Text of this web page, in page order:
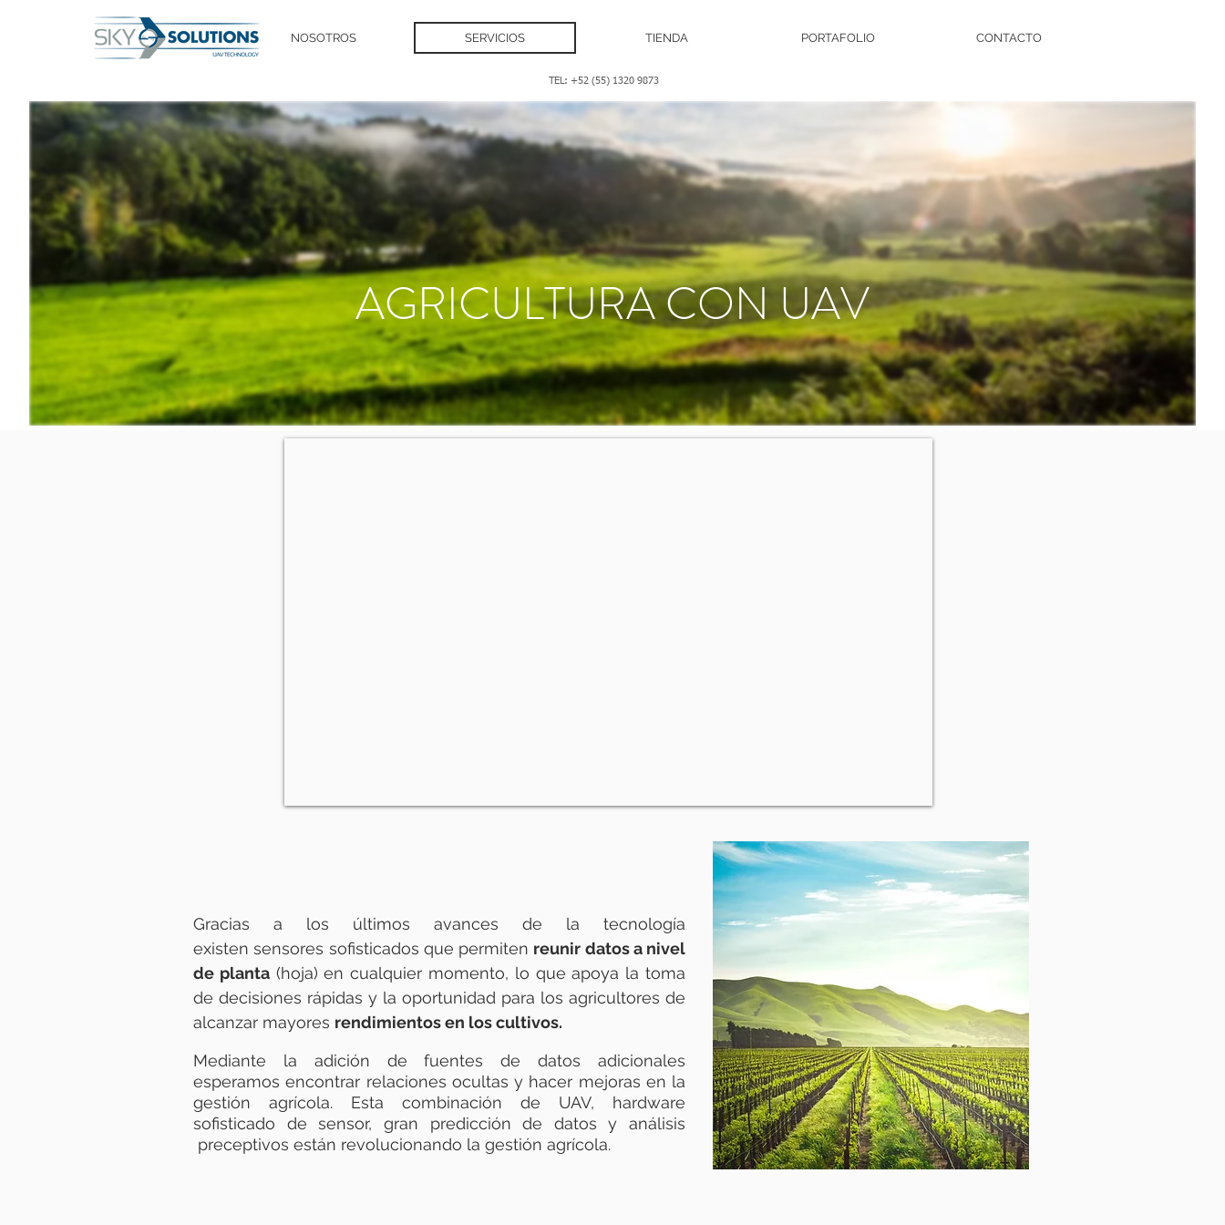
NOSOTROS SERVICIOS TIENDA PORTAFOLIO CONTACTO
TEL: +52 (55) 1320 9873
AGRICULTURA CON UAV
Gracias a los últimos avances de la tecnología
existen sensores sofisticados que permiten reunir datos a nivel
de planta(hoja) en cualquier momento, lo que apoya la toma
de decisiones rápidas y la oportunidad para los agricultores de
alcanzar mayores rendimientos en los cultivos.
Mediante la adición de fuentes de datos adicionales
esperamos encontrar relaciones ocultas y hacer mejoras en la
gestión agrícola. Esta combinación de UAV, hardware
sofisticado de sensor, gran predicción de datos y análisis
preceptivos están revolucionando la gestión agrícola.